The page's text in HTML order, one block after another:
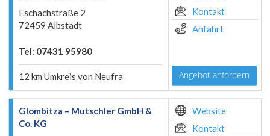
Eschachstraße 2
72459 Albstadt
Tel: 07431 95980
12 km Umkreis von Neufra
Kontakt
Anfahrt
Angebot anfordern
Glombitza – Mutschler GmbH &
Co. KG
Website
Kontakt